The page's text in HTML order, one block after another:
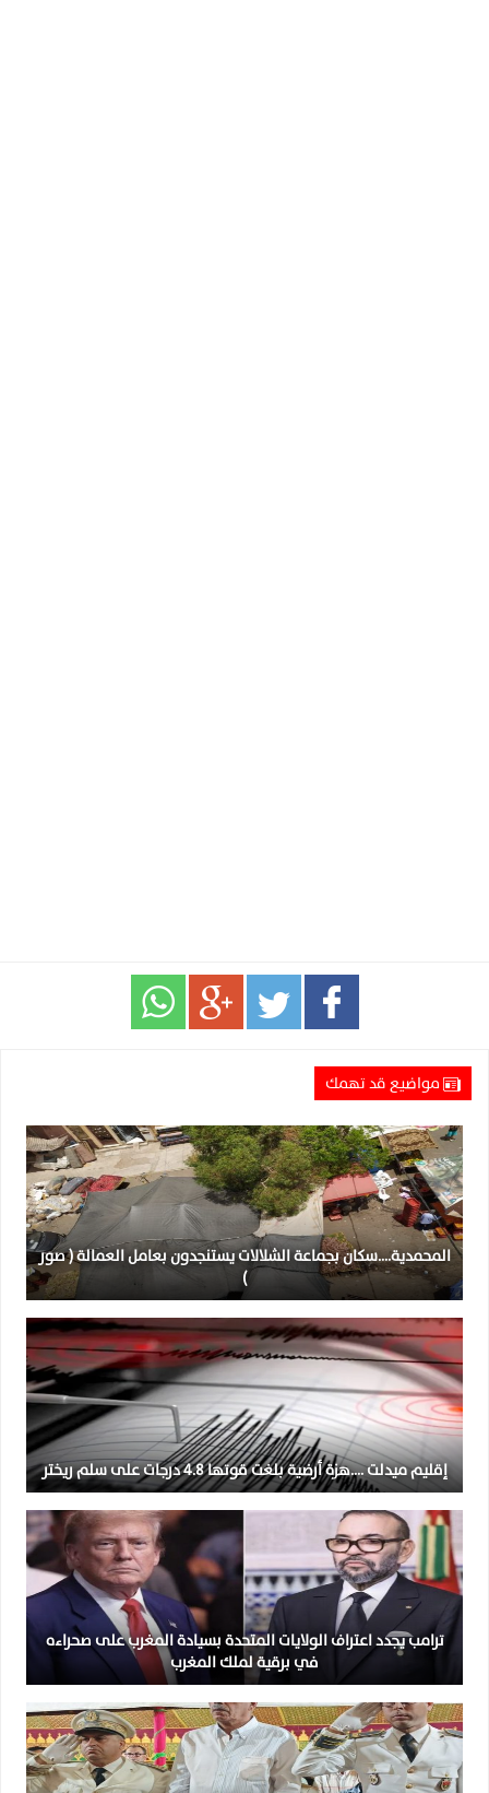
مواضيع قد تهمك
المحمدية….سكان بجماعة الشلالات يستنجدون بعامل العمالة ( صور
)
إقليم ميدلت ….هزة أرضية بلغت قوتها 4.8 درجات على سلم ريختر
ترامب يجدد اعتراف الولايات المتحدة بسيادة المغرب على صحراءه
في برقية لملك المغرب